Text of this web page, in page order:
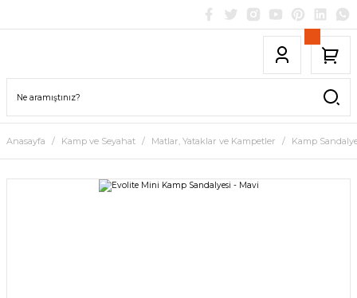
Anasayfa Kamp ve Seyahat Matlar, Yataklar ve Kampetler Kamp